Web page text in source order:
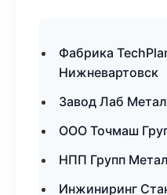
Фабрика
Нижневартовск
Завод Лаб
ООО Точмаш
НПП Групп
Инжиниринг